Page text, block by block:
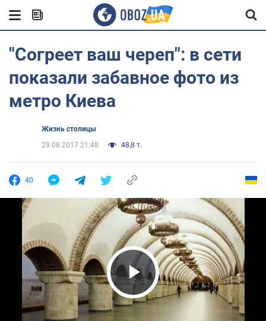
"Согреет ваш череп": в сети
показали забавное фото из
метро Киева
Жизнь столицы
29.08.2017 21:48
48,8 т.
40
Play Video